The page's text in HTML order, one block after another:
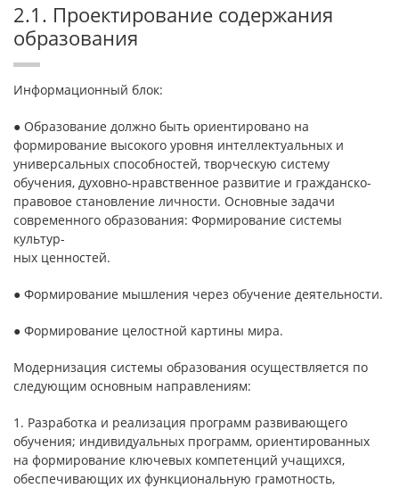
2.1. Проектирование содержания
образования
Информационный блок:
● Образование должно быть ориентировано на
формирование высокого уровня интеллектуальных и
универсальных способностей, творческую систему
обучения, духовно-нравственное развитие и гражданско-
правовое становление личности. Основные задачи
современного образования: Формирование системы
культур-
ных ценностей.
● Формирование мышления через обучение деятельности.
● Формирование целостной картины мира.
Модернизация системы образования осуществляется по
следующим основным направлениям:
1. Разработка и реализация программ развивающего
обучения; индивидуальных программ, ориентированных
на формирование ключевых компетенций учащихся,
обеспечивающих их функциональную грамотность,